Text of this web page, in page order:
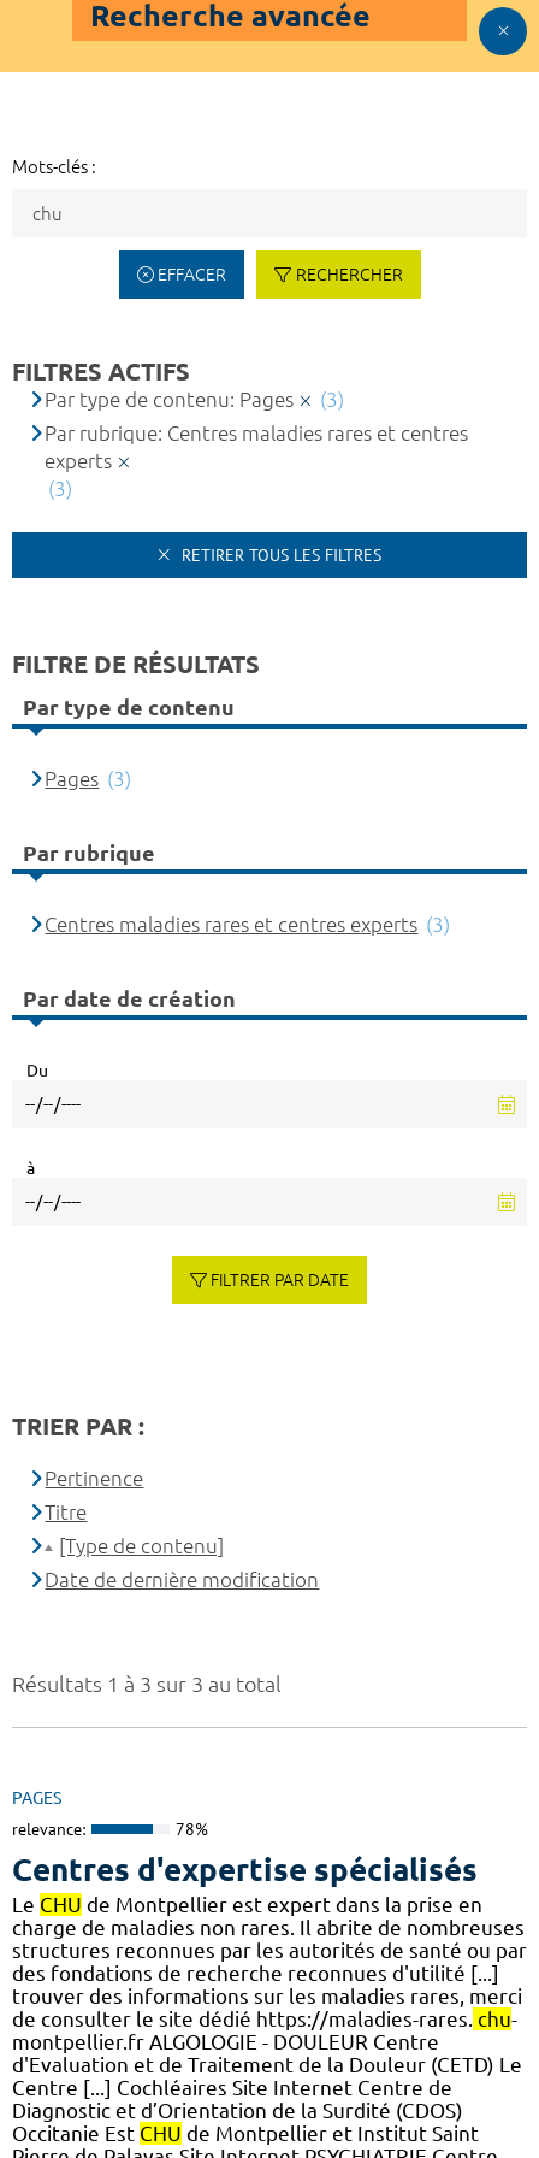
Recherche avancée
Mots-clés :
EFFACER RECHERCHER
Résultats 1 à 3 sur 3 au total
PAGES
relevance: 78%
Centres d'expertise spécialisés
Le CHU de Montpellier est expert dans la prise en
charge de maladies non rares. Il abrite de nombreuses
structures reconnues par les autorités de santé ou par
des fondations de recherche reconnues d'utilité [...]
trouver des informations sur les maladies rares, merci
de consulter le site dédié https://maladies-rares. chu-
montpellier.fr ALGOLOGIE - DOULEUR Centre
d'Evaluation et de Traitement de la Douleur (CETD) Le
Centre [...] Cochléaires Site Internet Centre de
Diagnostic et d’Orientation de la Surdité (CDOS)
Occitanie Est CHU de Montpellier et Institut Saint
FILTRES ACTIFS
Par type de contenu: Pages
(3)
Par rubrique: Centres maladies rares et centres
experts
(3)
RETIRER TOUS LES FILTRES
FILTRE DE RÉSULTATS
Par type de contenu
Pages (3)
Par rubrique
Centres maladies rares et centres experts (3)
Par date de création
Du
à
FILTRER PAR DATE
TRIER PAR :
Pertinence
Titre
[Type de contenu]
Date de dernière modification